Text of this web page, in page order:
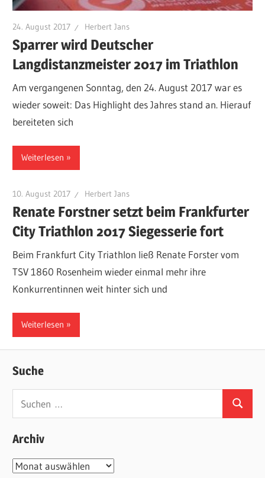
24. August 2017 Herbert Jans
Sparrer wird Deutscher
Langdistanzmeister 2017 im Triathlon
Am vergangenen Sonntag, den 24. August 2017 war es
wieder soweit: Das Highlight des Jahres stand an. Hierauf
bereiteten sich
Weiterlesen
10. August 2017 Herbert Jans
Renate Forstner setzt beim Frankfurter
City Triathlon 2017 Siegesserie fort
Beim Frankfurt City Triathlon ließ Renate Forster vom
TSV 1860 Rosenheim wieder einmal mehr ihre
Konkurrentinnen weit hinter sich und
Weiterlesen
Suche
Suchen
Archiv
Archiv